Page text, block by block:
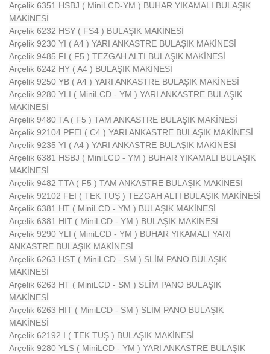
Arçelik 6351 HSBJ ( MiniLCD-YM ) BUHAR YIKAMALI BULAŞIK
MAKİNESİ
Arçelik 6232 HSY ( FS4 ) BULAŞIK MAKİNESİ
Arçelik 9230 YI ( A4 ) YARI ANKASTRE BULAŞIK MAKİNESİ
Arçelik 9485 FI ( F5 ) TEZGAH ALTI BULAŞIK MAKİNESİ
Arçelik 6242 HY ( A4 ) BULAŞIK MAKİNESİ
Arçelik 9250 YB ( A4 ) YARI ANKASTRE BULAŞIK MAKİNESİ
Arçelik 9280 YLI ( MiniLCD - YM ) YARI ANKASTRE BULAŞIK
MAKİNESİ
Arçelik 9480 TA ( F5 ) TAM ANKASTRE BULAŞIK MAKİNESİ
Arçelik 92104 PFEI ( C4 ) YARI ANKASTRE BULAŞIK MAKİNESİ
Arçelik 9235 YI ( A4 ) YARI ANKASTRE BULAŞIK MAKİNESİ
Arçelik 6381 HSBJ ( MiniLCD - YM ) BUHAR YIKAMALI BULAŞIK
MAKİNESİ
Arçelik 9482 TTA ( F5 ) TAM ANKASTRE BULAŞIK MAKİNESİ
Arçelik 92102 FEI ( TEK TUŞ ) TEZGAH ALTI BULAŞIK MAKİNESİ
Arçelik 6381 HT ( MiniLCD - YM ) BULAŞIK MAKİNESİ
Arçelik 6381 HIT ( MiniLCD - YM ) BULAŞIK MAKİNESİ
Arçelik 9290 YLI ( MiniLCD - YM ) BUHAR YIKAMALI YARI
ANKASTRE BULAŞIK MAKİNESİ
Arçelik 6263 HST ( MiniLCD - SM ) SLİM PANO BULAŞIK
MAKİNESİ
Arçelik 6263 HT ( MiniLCD - SM ) SLİM PANO BULAŞIK
MAKİNESİ
Arçelik 6263 HIT ( MiniLCD - SM ) SLİM PANO BULAŞIK
MAKİNESİ
Arçelik 62192 I ( TEK TUŞ ) BULAŞIK MAKİNESİ
Arçelik 9280 YLS ( MiniLCD - YM ) YARI ANKASTRE BULAŞIK